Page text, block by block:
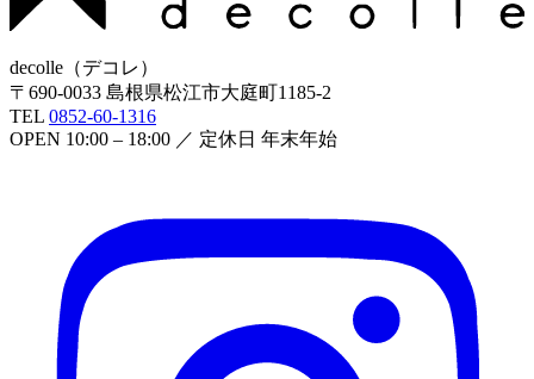
decolle （デコレ ）
〒 690-0033 島根県松江市大庭町1185-2
TEL 0852-60-1316
OPEN 10:00 – 18:00 ／ 定休日 年末年始